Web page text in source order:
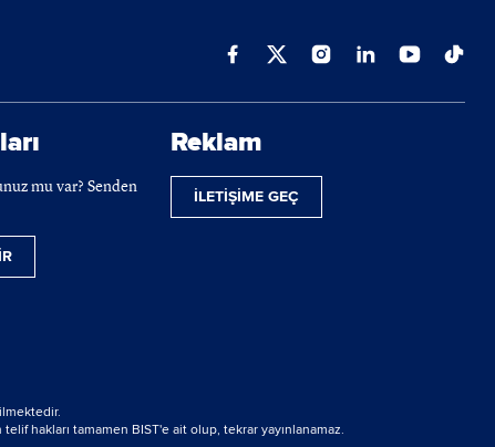
mu var? Senden
Reklam
İLETİŞİME GEÇ
hakları tamamen BIST'e ait olup, tekrar yayınlanamaz.